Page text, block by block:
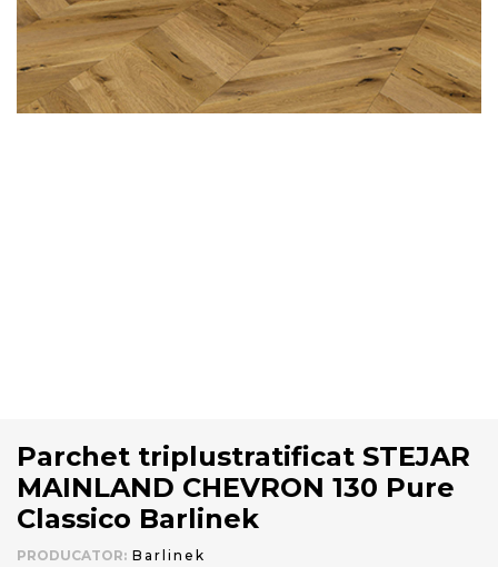
Parchet triplustratificat STEJAR
MAINLAND CHEVRON 130 Pure
Classico Barlinek
PRODUCATOR: Barlinek